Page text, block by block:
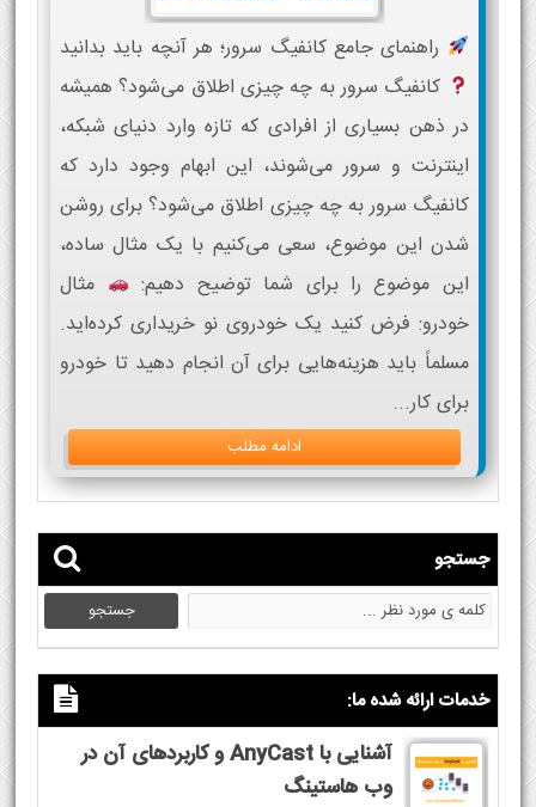
راهنمای جامع کانفیگ سرور؛ هر آنچه باید بدانید
کانفیگ سرور به چه چیزی اطلاق می‌شود؟ همیشه
در ذهن بسیاری از افرادی که تازه وارد دنیای شبکه،
اینترنت و سرور می‌شوند، این ابهام وجود دارد که
کانفیگ سرور به چه چیزی اطلاق می‌شود؟ برای روشن
شدن این موضوع، سعی می‌کنیم با یک مثال ساده،
این موضوع را برای شما توضیح دهیم:
مثال
خودرو: فرض کنید یک خودروی نو خریداری کرده‌اید.
مسلماً باید هزینه‌هایی برای آن انجام دهید تا خودرو
برای کار...
ادامه مطلب
جستجو
خدمات ارائه شده ما:
آشنایی با AnyCast و کاربردهای آن در
وب هاستینگ